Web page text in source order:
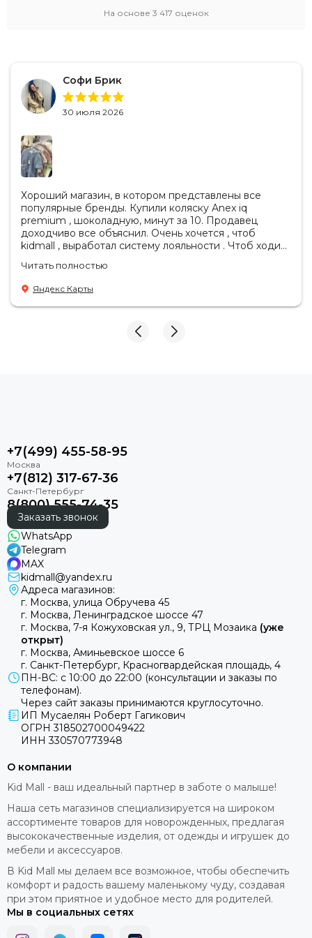
Comotomo
CottonMoose
Cybex
Drema BabyDou
Ducle
Ellipse
Elodie
Erbesi
Espiro
GB
Hartan
Heorshe
Kidzi
Labala
Leclerc
Leoking
Lollycottons
Maier
Mayoral
Maxi-Cosi
Medela
Medilana
Mibella
Milli
Mima
Momcozy
Mombella
Moon
Mr Sandman
Mustela
Nuna
Offspring
Osann
Pali
Peg Perego
Peppy
Pigeon
Pituso
Ramili
На основе 3 417 оценок
Софи Брик
30 июля 2026
Хороший магазин, в котором представлены все
популярные бренды. Купили коляску Anex iq
premium , шоколадную, минут за 10. Продавец
доходчиво все объяснил. Очень хочется , чтоб
kidmall , выработал систему лояльности . Чтоб ходить
Читать полностью
Яндекс Карты
+7(499) 455-58-95
+7(812) 317-67-36
8(800) 555-74-35
Заказать звонок
WhatsApp
Telegram
MAX
kidmall@yandex.ru
Адреса магазинов:
г. Москва, улица Обручева 45
г. Москва, Ленинградское шоссе 47
г. Москва, 7-я Кожуховская ул., 9, ТРЦ Мозаика (уже
открыт)
г. Москва, Аминьевское шоссе 6
г. Санкт-Петербург, Красногвардейская площадь, 4
ПН-ВС: с 10:00 до 22:00 (консультации и заказы по
телефонам).
Через сайт заказы принимаются круглосуточно.
ИП Мусаелян Роберт Гагикович
ОГРН 318502700049422
ИНН 330570773948
О компании
Kid Mall - ваш идеальный партнер в заботе о малыше!
Наша сеть магазинов специализируется на широком
ассортименте товаров для новорожденных, предлагая
высококачественные изделия, от одежды и игрушек до
мебели и аксессуаров.
В Kid Mall мы делаем все возможное, чтобы обеспечить
комфорт и радость вашему маленькому чуду, создавая
при этом приятное и удобное место для родителей.
Мы в социальных сетях